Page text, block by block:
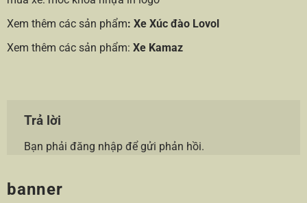
Xem thêm các sản phẩm: Xe Xúc đào Lovol
Xem thêm các sản phẩm: Xe Kamaz
Trả lời
Bạn phải đăng nhậpđể gửi phản hồi.
banner